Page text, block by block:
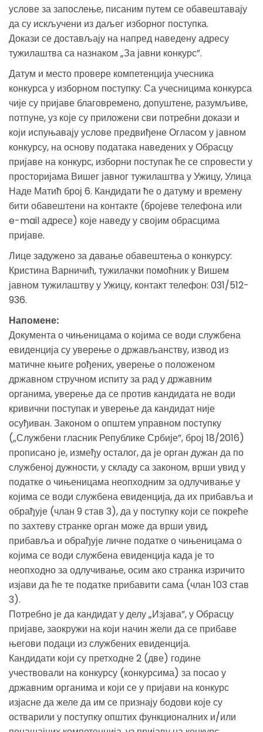
услове за запослење, писаним путем се обавештавају
да су искључени из даљег изборног поступка.
Докази се достављају на напред наведену адресу
тужилаштва са назнаком „За јавни конкурс”.
Датум и место провере компетенција учесника
конкурса у изборном поступку: Са учесницима конкурса
чије су пријаве благовремено, допуштене, разумљиве,
потпуне, уз које су приложени сви потребни докази и
који испуњавају услове предвиђене Огласом у јавном
конкурсу, на основу података наведених у Обрасцу
пријаве на конкурс, изборни поступак ће се спровести у
просторијама Вишег јавног тужилаштва у Ужицу, Улица
Наде Матић број 6. Кандидати ће о датуму и времену
бити обавештени на контакте (бројеве телефона или
e-mail адресе) које наведу у својим обрасцима
пријаве.
Лице задужено за давање обавештења о конкурсу:
Кристина Варничић, тужилачки помоћник у Вишем
јавном тужилаштву у Ужицу, контакт телефон: 031/512-
936.
Напомене:
Документа о чињеницама о којима се води службена
евиденција су уверење о држављанству, извод из
матичне књиге рођених, уверење о положеном
државном стручном испиту за рад у државним
органима, уверење да се против кандидата не води
кривични поступак и уверење да кандидат није
осуђиван. Законом о општем управном поступку
(„Службени гласник Републике Србије”, број 18/2016)
прописано је, између осталог, да је орган дужан да по
службеној дужности, у складу са законом, врши увид у
податке о чињеницама неопходним за одлучивање у
којима се води службена евиденција, да их прибавља и
обрађује (члан 9 став 3), да у поступку који се покреће
по захтеву странке орган може да врши увид,
прибавља и обрађује личне податке о чињеницама о
којима се води службена евиденција када је то
неопходно за одлучивање, осим ако странка изричито
изјави да ће те податке прибавити сама (члан 103 став
3).
Потребно је да кандидат у делу „Изјава”, у Обрасцу
пријаве, заокружи на који начин жели да се прибаве
његови подаци из службених евиденција.
Кандидати који су претходне 2 (две) године
учествовали на конкурсу (конкурсима) за посао у
државним органима и који се у пријави на конкурс
изјасне да желе да им се признају бодови које су
остварили у поступку општих функционалних и/или